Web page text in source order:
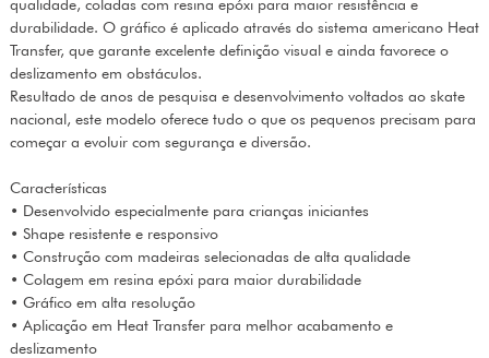
qualidade, coladas com resina epóxi para maior resistência e
durabilidade. O gráfico é aplicado através do sistema americano Heat
Transfer, que garante excelente definição visual e ainda favorece o
deslizamento em obstáculos.
Resultado de anos de pesquisa e desenvolvimento voltados ao skate
nacional, este modelo oferece tudo o que os pequenos precisam para
começar a evoluir com segurança e diversão.
Características
• Desenvolvido especialmente para crianças iniciantes
• Shape resistente e responsivo
• Construção com madeiras selecionadas de alta qualidade
• Colagem em resina epóxi para maior durabilidade
• Gráfico em alta resolução
• Aplicação em Heat Transfer para melhor acabamento e
deslizamento